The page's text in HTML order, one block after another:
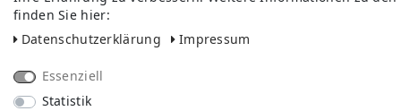
finden Sie hier:
Daten­schutz­erklärung
Impressum
Essenziell
Statistik